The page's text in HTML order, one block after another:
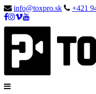
info@toxpro.sk +421